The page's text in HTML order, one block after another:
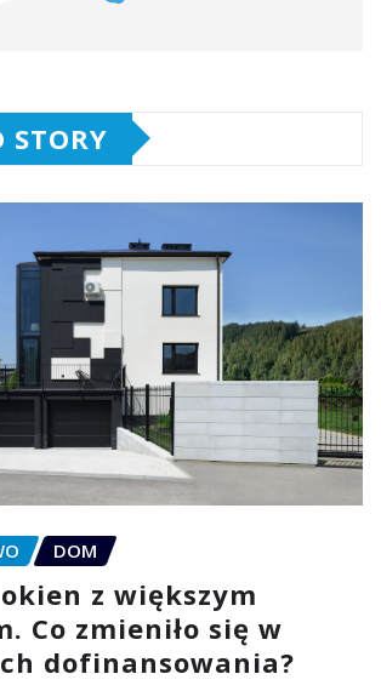
STORY
DOM
z większym
Co zmieniło się w
dofinansowania?